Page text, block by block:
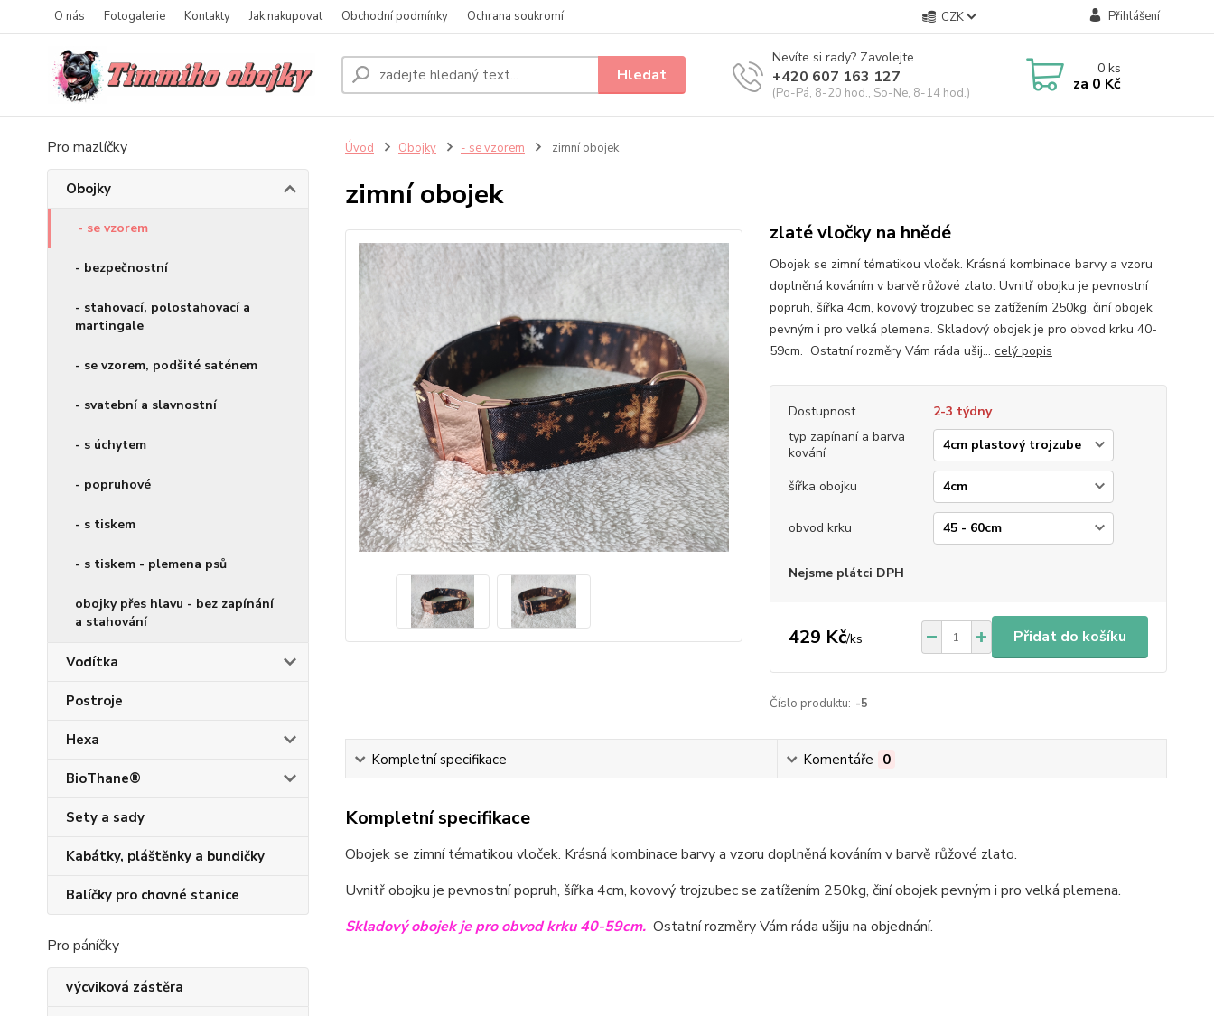
O nás Fotogalerie Kontakty Jak nakupovat Obchodní podmínky Ochrana soukromí CZK Přihlášení
Hledat
Nevíte si rady? Zavolejte.
+420 607 163 127
(Po-Pá, 8-20 hod., So-Ne, 8-14 hod.)
0ks
za 0 Kč
Pro mazlíčky
Obojky
- se vzorem
- bezpečnostní
- stahovací, polostahovací a
martingale
- se vzorem, podšité saténem
- svatební a slavnostní
- s úchytem
- popruhové
- s tiskem
- s tiskem - plemena psů
obojky přes hlavu - bez zapínání
a stahování
Vodítka
Postroje
Hexa
BioThane®
Sety a sady
Kabátky, pláštěnky a bundičky
Balíčky pro chovné stanice
Pro páníčky
výcviková zástěra
Úvod Obojky - se vzorem zimní obojek
zimní obojek
zlaté vločky na hnědé
Obojek se zimní tématikou vloček. Krásná kombinace barvy a vzoru
doplněná kováním v barvě růžové zlato. Uvnitř obojku je pevnostní
popruh, šířka 4cm, kovový trojzubec se zatížením 250kg, činí obojek
pevným i pro velká plemena. Skladový obojek je pro obvod krku 40-
59cm. Ostatní rozměry Vám ráda ušij... celý popis
Dostupnost
2-3 týdny
typ zapínaní a barva
kování
šířka obojku
obvod krku
Nejsme plátci DPH
429 Kč/ks Přidat do košíku
Číslo produktu: -5
Kompletní specifikace Komentáře 0
Kompletní specifikace
Obojek se zimní tématikou vloček. Krásná kombinace barvy a vzoru doplněná kováním v barvě růžové zlato.
Uvnitř obojku je pevnostní popruh, šířka 4cm, kovový trojzubec se zatížením 250kg, činí obojek pevným i pro velká plemena.
Skladový obojek je pro obvod krku 40-59cm.Ostatní rozměry Vám ráda ušiju na objednání.